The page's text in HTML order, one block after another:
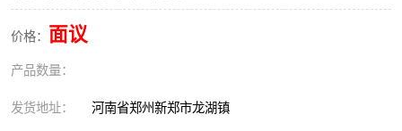
价格： 面议
产品数量：
发货地址： 河南省郑州新郑市龙湖镇